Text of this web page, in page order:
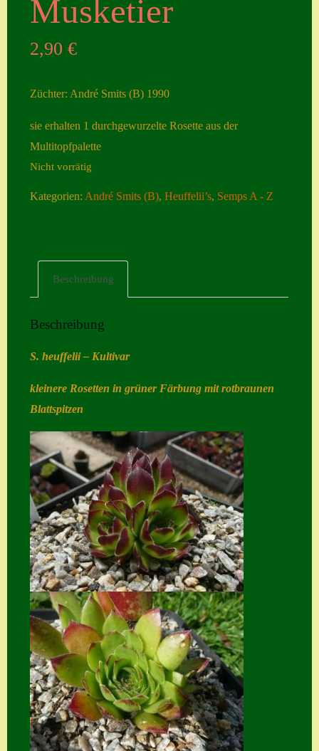
ngen
Datenschutzerklä
Impressum
Kontakt
Mein Konto
Naturformen
S. x nixonii
Semps die ich
suche
Semps von A – Z
Shop
Suche
Sue Thomas
Translator
Versand
Musketier
2,90€
Züchter: André Smits (B) 1990
sie erhalten 1 durchgewurzelte Rosette aus der
Multitopfpalette
Nicht vorrätig
Kategorien:André Smits (B),Heuffelii’s, Semps A - Z
Beschreibung
Beschreibung
S. heuffelii – Kultivar
kleinere Rosetten in grüner Färbung mit rotbraunen
Blattspitzen